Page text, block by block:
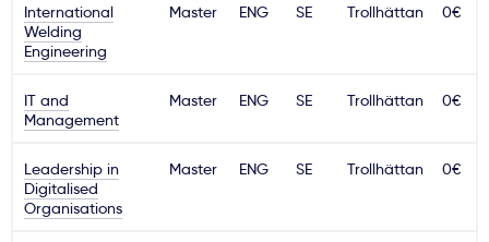
Paslaugos
International
Welding
Engineering
Master ENG SE Trollhättan 0€
IT and
Management
Master ENG SE Trollhättan 0€
Leadership in
Digitalised
Organisations
Master ENG SE Trollhättan 0€